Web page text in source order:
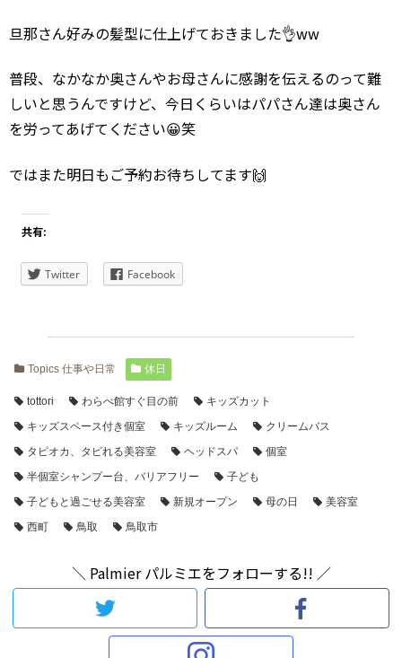
旦那さん好みの髪型に仕上げておきました👌ww
普段、なかなか奥さんやお母さんに感謝を伝えるのって難
しいと思うんですけど、今日くらいはパパさん達は奥さん
を労ってあげてください😀笑
ではまた明日もご予約お待ちしてます🙌
共有:
Twitter Facebook
Topics 仕事や日常 休日
tottori わらべ館すぐ目の前
キッズカット
キッズスペース付き個室
キッズルーム
クリームバス
タピオカ、タピれる美容室
ヘッドスパ
個室
半個室シャンプー台、バリアフリー
子ども
子どもと過ごせる美容室
新規オープン 母の日
美容室
西町
鳥取 鳥取市
＼ Palmier パルミエをフォローする!! ／